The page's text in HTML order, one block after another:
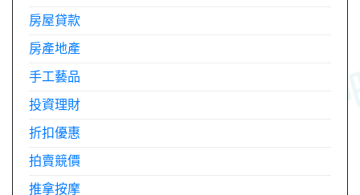
房屋貸款
房產地產
手工藝品
投資理財
折扣優惠
拍賣競價
推拿按摩